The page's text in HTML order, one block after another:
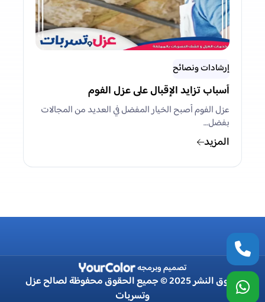
إرشادات ونصائح
أسباب تزايد الإقبال على عزل الفوم
عزل الفوم أصبح الخيار المفضل في العديد من المجالات
بفضل…
المزيد
حقوق النشر 2025 © جميع الحقوق محفوظة لصالح عزل
وتسربات
تصميم وبرمجه